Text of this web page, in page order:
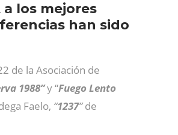
los mejores
han sido
de la Asociación de
1988”y “Fuego Lento
Faelo, “1237”de